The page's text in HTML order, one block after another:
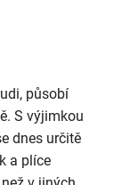
působí
S výjimkou
dnes určitě
a plíce